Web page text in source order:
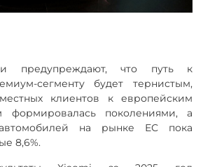
предупреждают, что путь к
сегменту будет тернистым,
клиентов к европейским
формировалась поколениями, а
на рынке ЕС пока
8,6%.